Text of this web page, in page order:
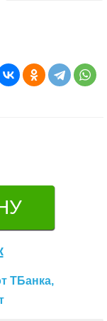
ТБанка,